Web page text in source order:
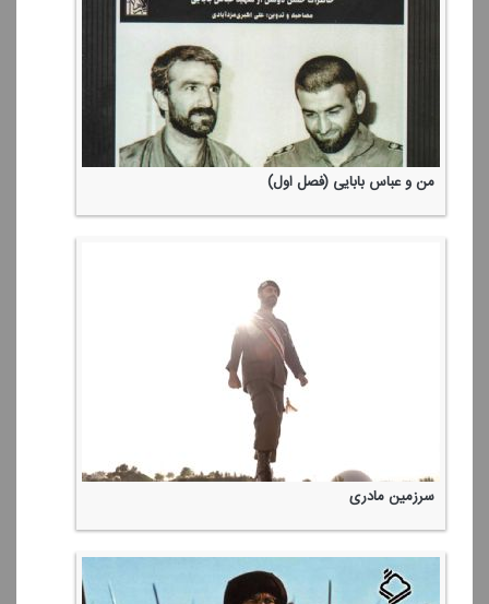
من و عباس بابایی (فصل اول)
سرزمین مادری